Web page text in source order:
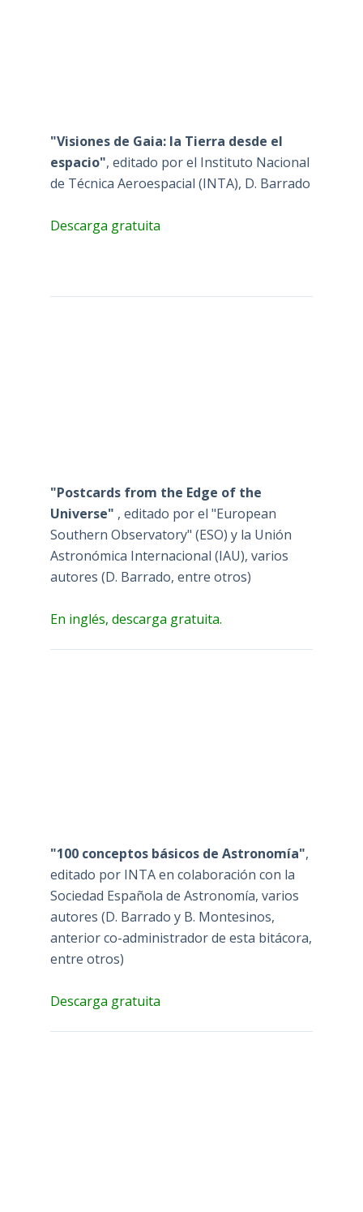
"Visiones de Gaia: la Tierra desde el
espacio", editado por el Instituto Nacional
de Técnica Aeroespacial (INTA), D. Barrado
Descarga gratuita
"Postcards from the Edge of the
Universe" , editado por el "European
Southern Observatory" (ESO) y la Unión
Astronómica Internacional (IAU), varios
autores (D. Barrado, entre otros)
En inglés, descarga gratuita.
"100 conceptos básicos de Astronomía",
editado por INTA en colaboración con la
Sociedad Española de Astronomía, varios
autores (D. Barrado y B. Montesinos,
anterior co-administrador de esta bitácora,
entre otros)
Descarga gratuita